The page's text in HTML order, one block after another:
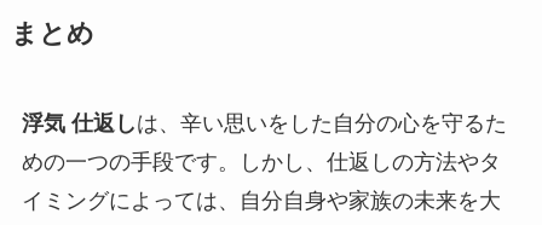
まとめ
浮気 仕返しは、辛い思いをした自分の心を守るた
めの一つの手段です。しかし、仕返しの方法やタ
イミングによっては、自分自身や家族の未来を大